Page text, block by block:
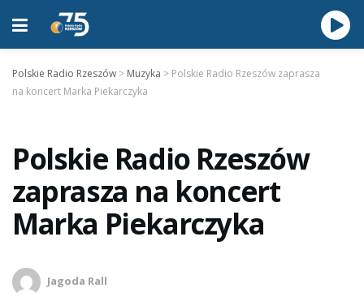
Polskie Radio Rzeszów > Muzyka > Polskie Radio Rzeszów zaprasza
na koncert Marka Piekarczyka
Polskie Radio Rzeszów
zaprasza na koncert
Marka Piekarczyka
Jagoda Rall